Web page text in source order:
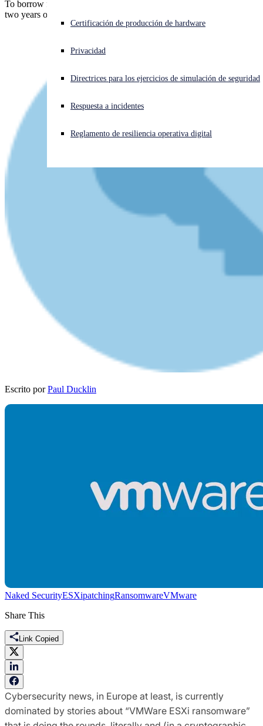
¿Está sufriendo un ciberataque? Obtenga ayuda ahora mismo
Open language switcher
Certificación de producción de hardware
Privacidad
Directrices para los ejercicios de simulación de seguridad
Respuesta a incidentes
Reglamento de resiliencia operativa digital
To borrow from HHGttG, please DON'T PANIC. But if you are
two years out of date with patches, please do ACT NOW!
Escrito por Paul Ducklin
Naked SecurityESXipatchingRansomwareVMware
Share This
Link Copied
Cybersecurity news, in Europe at least, is currently
dominated by stories about “VMWare ESXi ransomware”